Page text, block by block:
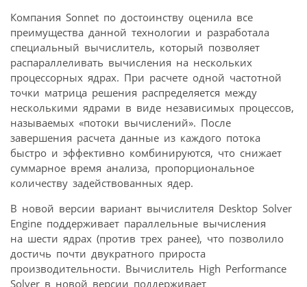
Компания Sonnet по достоинству оценила все
преимущества данной технологии и разработала
специальный вычислитель, который позволяет
распараллеливать вычисления на нескольких
процессорных ядрах. При расчете одной частотной
точки матрица решения распределяется между
несколькими ядрами в виде независимых процессов,
называемых «потоки вычислений». После
завершения расчета данные из каждого потока
быстро и эффективно комбинируются, что снижает
суммарное время анализа, пропорциональное
количеству задействованных ядер.
В новой версии вариант вычислителя Desktop Solver
Engine поддерживает параллельные вычисления
на шести ядрах (против трех ранее), что позволило
достичь почти двукратного прироста
производительности. Вычислитель High Performance
Solver в новой версии поддерживает